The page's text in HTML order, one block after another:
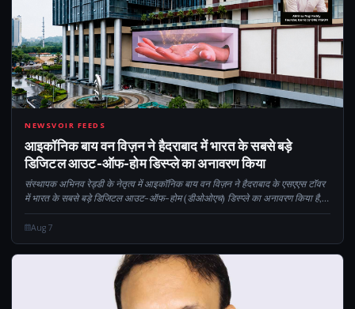
CM
NEWSVOIR FEEDS
आइकॉनिक बाय वन विज़न ने हैदराबाद में भारत के सबसे बड़े
डिजिटल आउट-ऑफ-होम डिस्प्ले का अनावरण किया
संस्थापक अभिनव रेड्डी के नेतृत्व में आइकॉनिक बाय वन विज़न ने हैदराबाद के एसएएस टॉवर
में भारत के सबसे बड़े डिजिटल आउट-ऑफ-होम (डीओओएच) डिस्प्ले का अनावरण किया है,
जिसने देश में प्रीमियम आउटडोर विज्ञापन के लिए एक नया मानक स्थापित किया है। ...
Aug 7